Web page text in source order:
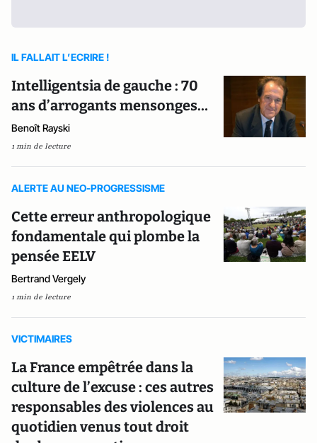
IL FALLAIT L’ECRIRE !
Intelligentsia de gauche : 70
ans d’arrogants mensonges…
Benoît Rayski
1 min de lecture
ALERTE AU NEO-PROGRESSISME
Cette erreur anthropologique
fondamentale qui plombe la
pensée EELV
Bertrand Vergely
1 min de lecture
VICTIMAIRES
La France empêtrée dans la
culture de l’excuse : ces autres
responsables des violences au
quotidien venus tout droit